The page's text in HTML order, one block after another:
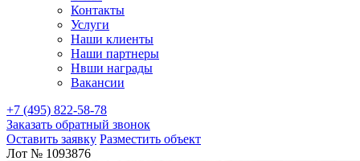
Контакты
Услуги
Наши клиенты
Наши партнеры
Нвши награды
Вакансии
+7 (495) 822-58-78
Заказать обратный звонок
Оставить заявку Разместить объект
Лот № 1093876